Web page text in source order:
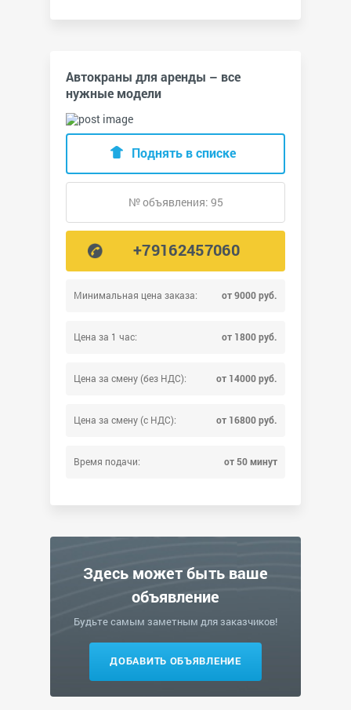
Автокраны для аренды – все
нужные модели
Минимальная цена заказа: от 9000 руб.
Цена за 1 час: от 1800 руб.
Цена за смену (без НДС): от 14000 руб.
Цена за смену (с НДС): от 16800 руб.
Время подачи: от 50 минут
Поднять в списке
№ объявления: 95
+79162457060
Здесь может быть ваше
объявление
Будьте самым заметным для заказчиков!
ДОБАВИТЬ ОБЪЯВЛЕНИЕ